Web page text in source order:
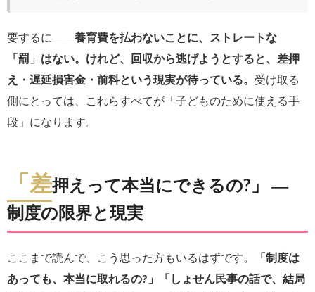
要するに――養育費を払わないことに、ストレートな
「罰」はない。けれど、回収から逃げようとすると、差押
え・遅延損害金・前科という現実が待っている。 受け取る
側にとっては、これらすべてが「子どものために使える手
段」になります。
「差押えって本当にできるの?」 ―
制度の限界と現実
ここまで読んで、こう思った方もいるはずです。
「制度は
あっても、本当に取れるの?」「しょせん民事の話で、結局